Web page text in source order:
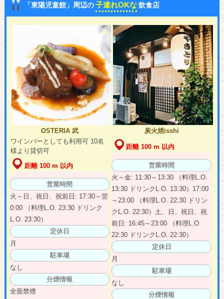
「東陽児童館」周辺の子連れOKな 飲食店
OSTERIA 武
ワインバーとしても利用可 10名
様より貸切可
距離 100 m 以内
営業時間
火～日、祝日、祝前日: 17:30～翌
0:00 （料理L.O. 23:30 ドリンク
L.O. 23:30）
定休日
月
駐車場
なし
分煙情報
全面禁煙
炭火焼isshi
距離 100 m 以内
営業時間
火～金: 11:30～13:30 （料理L.O.
13:30 ドリンクL.O. 13:30）17:00
～23:00 （料理L.O. 22:30 ドリン
クL.O. 22:30）土、日、祝日、祝
前日: 16:45～23:00 （料理L.O.
22:30 ドリンクL.O. 22:30）
定休日
月
駐車場
なし
分煙情報